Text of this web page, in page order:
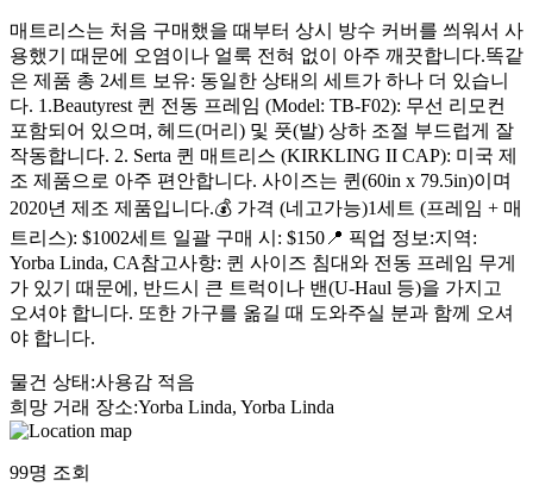
매트리스는 처음 구매했을 때부터 상시 방수 커버를 씌워서 사
용했기 때문에 오염이나 얼룩 전혀 없이 아주 깨끗합니다. ​똑같
은 제품 총 2세트 보유: 동일한 상태의 세트가 하나 더 있습니
다. 1.​Beautyrest 퀸 전동 프레임 (Model: TB-F02): 무선 리모컨
포함되어 있으며, 헤드(머리) 및 풋(발) 상하 조절 부드럽게 잘
작동합니다. 2. ​Serta 퀸 매트리스 (KIRKLING II CAP): 미국 제
조 제품으로 아주 편안합니다. 사이즈는 퀸(60in x 79.5in)이며
2020년 제조 제품입니다. ​💰 가격 (네고가능) ​1세트 (프레임 + 매
트리스): $100 ​2세트 일괄 구매 시: $150 ​📍 픽업 정보: ​지역:
Yorba Linda, CA ​참고사항: 퀸 사이즈 침대와 전동 프레임 무게
가 있기 때문에, 반드시 큰 트럭이나 밴(U-Haul 등)을 가지고
오셔야 합니다. 또한 가구를 옮길 때 도와주실 분과 함께 오셔
야 합니다.
물건 상태 :사용감 적음
희망 거래 장소:Yorba Linda, Yorba Linda
99명 조회